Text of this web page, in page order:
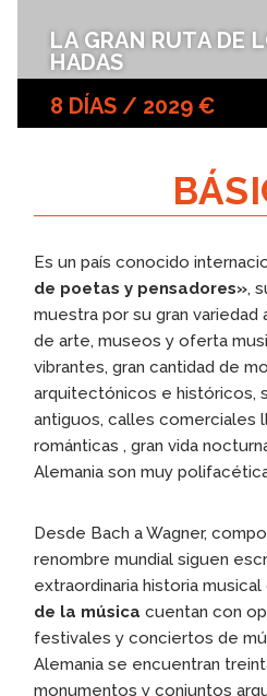
LA GRAN RUTA DE
HADAS
8 DÍAS / 2029 €
Es un país conocido
de poetas y pensadores»,
muestra por su gran variedad
de arte, museos y oferta
vibrantes, gran cantidad de
arquitectónicos e históricos,
antiguos, calles comerciales
románticas , gran vida
Alemania son muy
Desde Bach a Wagner,
renombre mundial siguen
extraordinaria historia musical
de la música cuentan con
festivales y conciertos de
Alemania se encuentran
monumentos y conjuntos